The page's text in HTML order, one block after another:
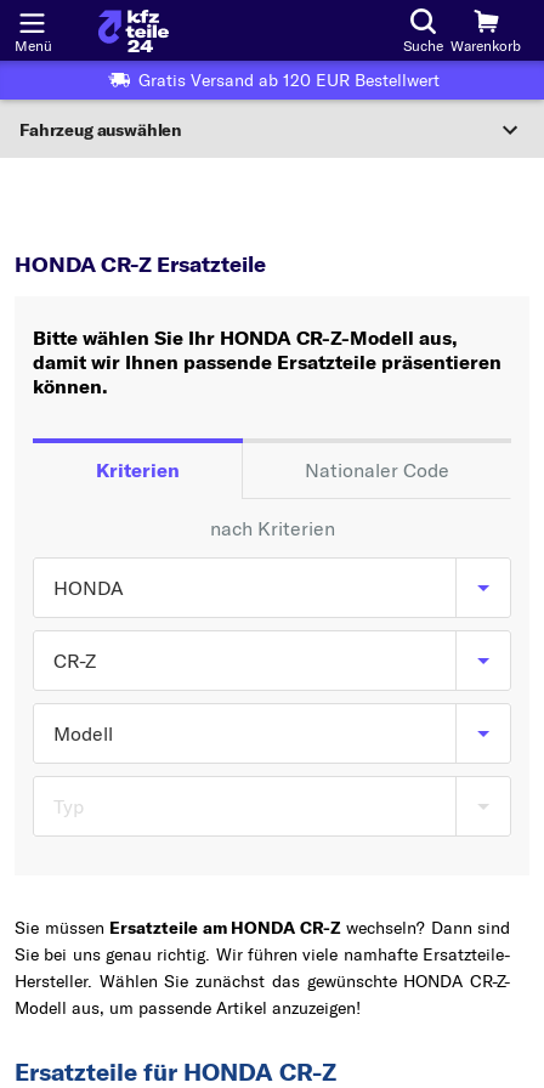
Menü Suche Warenkorb
Gratis Versand ab 120 EUR Bestellwert
Fahrzeug auswählen
Wo finde ich die?
Oder
Oder Fahrzeugauswahl nach Kriterien:
Hersteller wählen
Typ wählen
HONDA CR-Z Ersatzteile
Bitte wählen Sie Ihr HONDA CR-Z-Modell aus,
damit wir Ihnen passende Ersatzteile präsentieren
können.
Kriterien Nationaler Code
nach Kriterien
HONDA
CR-Z
Modell
Typ
Sie müssen Ersatzteile am HONDA CR-Zwechseln? Dann sind
Sie bei uns genau richtig. Wir führen viele namhafte Ersatzteile-
Hersteller. Wählen Sie zunächst das gewünschte HONDA CR-Z-
Modell aus, um passende Artikel anzuzeigen!
Ersatzteile für HONDA CR-Z